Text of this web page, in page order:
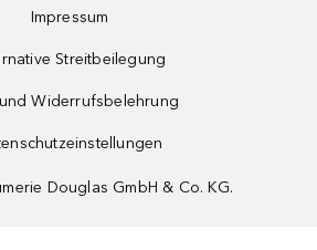
Impressum
Streitbeilegung
Widerrufsbelehrung
Douglas GmbH & Co. KG.